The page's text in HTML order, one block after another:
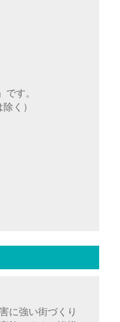
す。
く）
に強い街づくり